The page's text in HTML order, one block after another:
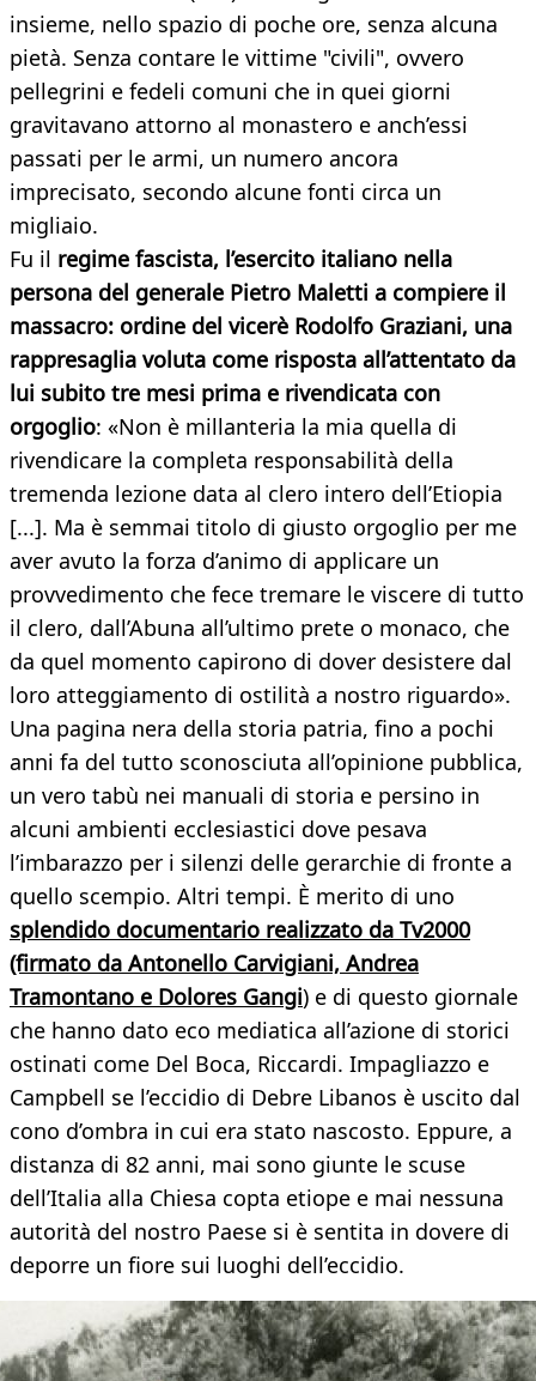
insieme, nello spazio di poche ore, senza alcuna
pietà. Senza contare le vittime "civili", ovvero
pellegrini e fedeli comuni che in quei giorni
gravitavano attorno al monastero e anch’essi
passati per le armi, un numero ancora
imprecisato, secondo alcune fonti circa un
migliaio.
Fu il regime fascista, l’esercito italiano nella
persona del generale Pietro Maletti a compiere il
massacro: ordine del vicerè Rodolfo Graziani, una
rappresaglia voluta come risposta all’attentato da
lui subito tre mesi prima e rivendicata con
orgoglio: «Non è millanteria la mia quella di
rivendicare la completa responsabilità della
tremenda lezione data al clero intero dell’Etiopia
[...]. Ma è semmai titolo di giusto orgoglio per me
aver avuto la forza d’animo di applicare un
provvedimento che fece tremare le viscere di tutto
il clero, dall’Abuna all’ultimo prete o monaco, che
da quel momento capirono di dover desistere dal
loro atteggiamento di ostilità a nostro riguardo».
Una pagina nera della storia patria, fino a pochi
anni fa del tutto sconosciuta all’opinione pubblica,
un vero tabù nei manuali di storia e persino in
alcuni ambienti ecclesiastici dove pesava
l’imbarazzo per i silenzi delle gerarchie di fronte a
quello scempio. Altri tempi. È merito di uno
splendido documentario realizzato da Tv2000
(firmato da Antonello Carvigiani, Andrea
Tramontano e Dolores Gangi) e di questo giornale
che hanno dato eco mediatica all’azione di storici
ostinati come Del Boca, Riccardi. Impagliazzo e
Campbell se l’eccidio di Debre Libanos è uscito dal
cono d’ombra in cui era stato nascosto. Eppure, a
distanza di 82 anni, mai sono giunte le scuse
dell’Italia alla Chiesa copta etiope e mai nessuna
autorità del nostro Paese si è sentita in dovere di
deporre un fiore sui luoghi dell’eccidio.